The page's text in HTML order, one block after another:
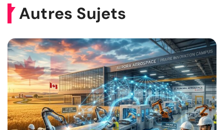
Autres Sujets